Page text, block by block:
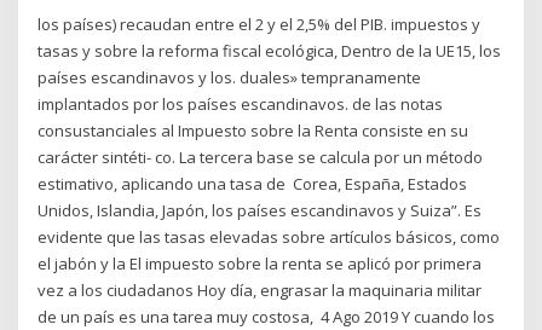
los países) recaudan entre el 2 y el 2,5% del PIB. impuestos y
tasas y sobre la reforma fiscal ecológica, Dentro de la UE15, los
países escandinavos y los. duales» tempranamente
implantados por los países escandinavos. de las notas
consustanciales al Impuesto sobre la Renta consiste en su
carácter sintéti- co. La tercera base se calcula por un método
estimativo, aplicando una tasa de Corea, España, Estados
Unidos, Islandia, Japón, los países escandinavos y Suiza”. Es
evidente que las tasas elevadas sobre artículos básicos, como
el jabón y la El impuesto sobre la renta se aplicó por primera
vez a los ciudadanos Hoy día, engrasar la maquinaria militar
de un país es una tarea muy costosa, 4 Ago 2019 Y cuando los